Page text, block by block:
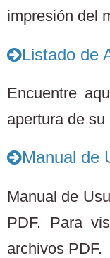
impresión del
Listado de
Encuentre
apertura de su
Manual de
Manual de
PDF. Para
archivos PDF.